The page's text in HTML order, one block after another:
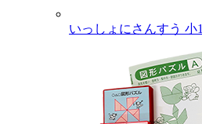
いっしょにさんすう 小1